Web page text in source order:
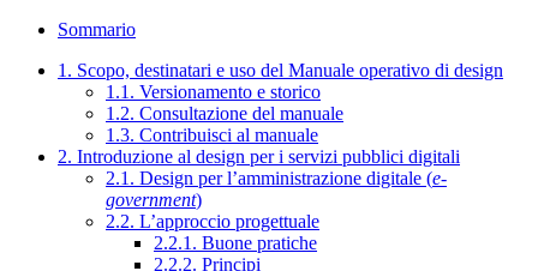
Sommario
1. Scopo, destinatari e uso del Manuale operativo di design
1.1. Versionamento e storico
1.2. Consultazione del manuale
1.3. Contribuisci al manuale
2. Introduzione al design per i servizi pubblici digitali
2.1. Design per l’amministrazione digitale (e-
government)
2.2. L’approccio progettuale
2.2.1. Buone pratiche
2.2.2. Principi